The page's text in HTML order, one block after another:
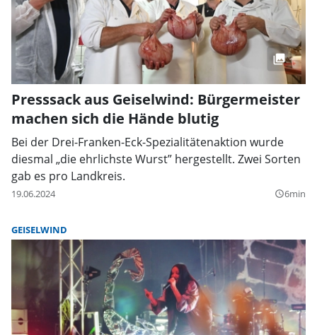
Presssack aus Geiselwind: Bürgermeister
machen sich die Hände blutig
Bei der Drei-Franken-Eck-Spezialitätenaktion wurde
diesmal „die ehrlichste Wurst” hergestellt. Zwei Sorten
gab es pro Landkreis.
19.06.2024 query_builder6min
GEISELWIND